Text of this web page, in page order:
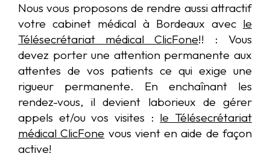
Nous vous proposons de rendre aussi attractif
votre cabinet médical à Bordeaux avec le
Télésecrétariat médical ClicFone!! : Vous
devez porter une attention permanente aux
attentes de vos patients ce qui exige une
rigueur permanente. En enchaînant les
rendez-vous, il devient laborieux de gérer
appels et/ou vos visites : le Télésecrétariat
médical ClicFone vous vient en aide de façon
active!